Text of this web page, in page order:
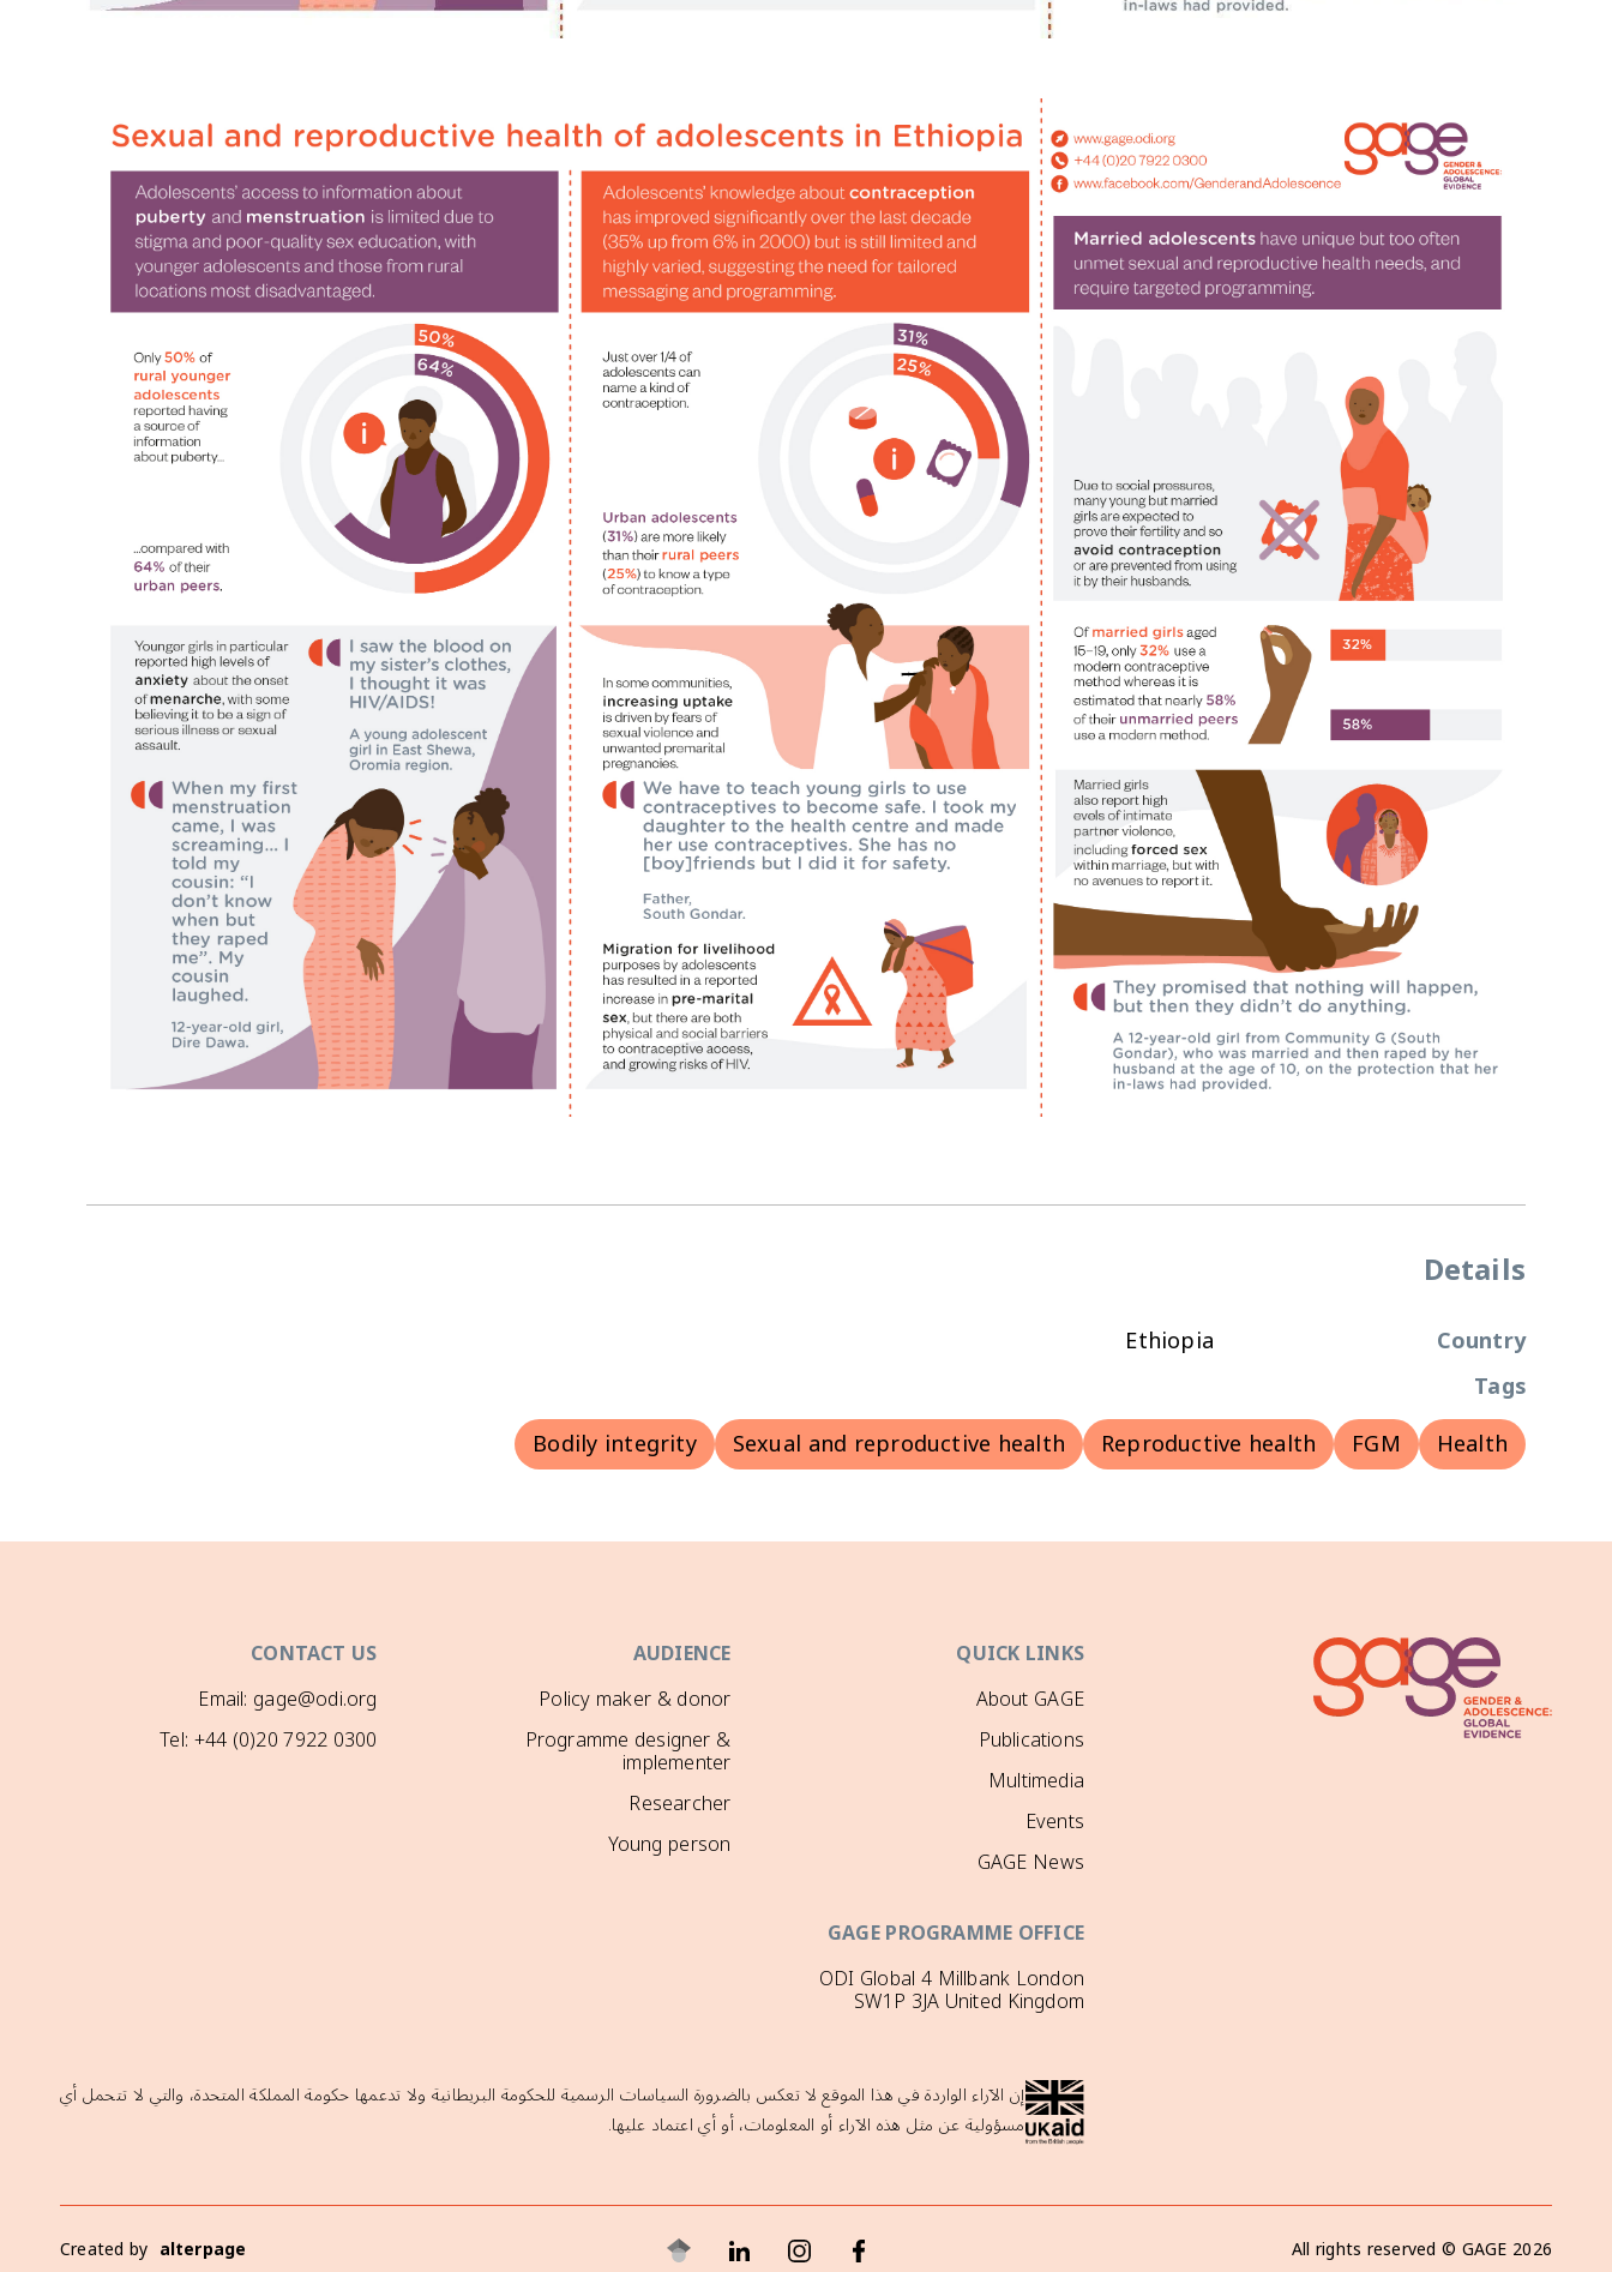
Details
Country
Ethiopia
Tags
Health
FGM
Reproductive health
Sexual and reproductive health
Bodily integrity
QUICK LINKS
About GAGE
Publications
Multimedia
Events
GAGE News
AUDIENCE
Policy maker & donor
Programme designer &
implementer
Researcher
Young person
CONTACT US
Email: gage@odi.org
Tel: +44 (0)20 7922 0300
GAGE PROGRAMME OFFICE
ODI Global 4 Millbank London
SW1P 3JA United Kingdom
إن الآراء الواردة في هذا الموقع لا تعكس بالضرورة السياسات الرسمية للحكومة البريطانية ولا تدعمها حكومة المملكة المتحدة، والتي لا تتحمل أي
مسؤولية عن مثل هذه الآراء أو المعلومات، أو أي اعتماد عليها.
All rights reserved © GAGE 2026
Created by alterpage